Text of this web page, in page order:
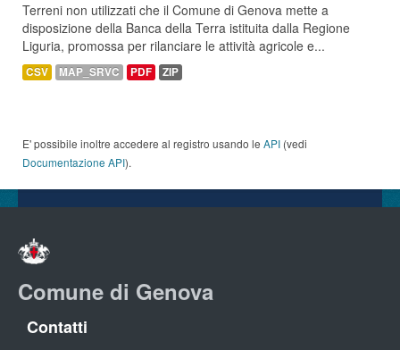
Terreni non utilizzati che il Comune di Genova mette a
disposizione della Banca della Terra istituita dalla Regione
Liguria, promossa per rilanciare le attività agricole e...
CSV MAP_SRVC PDF ZIP
E' possibile inoltre accedere al registro usando le API (vedi
Documentazione API).
Comune di Genova
Contatti